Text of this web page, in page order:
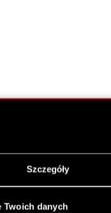
Szczegóły
Twoich danych